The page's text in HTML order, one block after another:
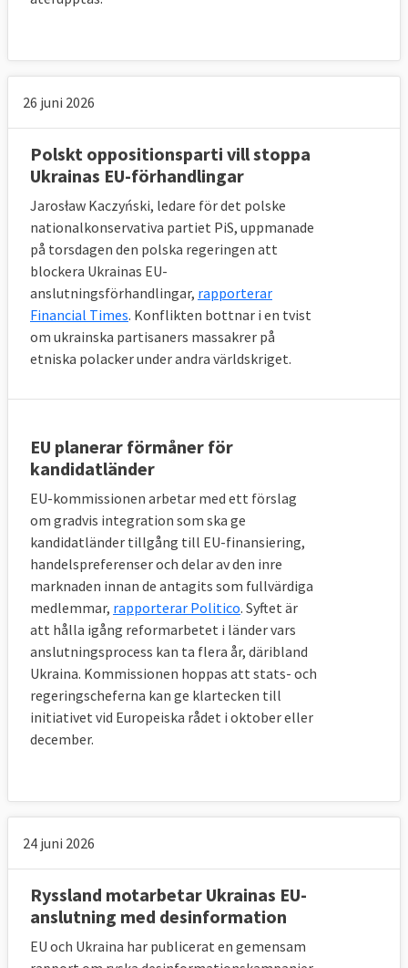
Pressfrihet och korruption
Graden av pressfrihet och uppfattad
korruption visar en liknande bild men med
och de nuvarande medlemsländerna.
Pressfriheten i Moldavien är högre än i hela
Nordmakedonien ligger före 10 EU-länder.
26 juni 2026
Polskt oppositionsparti vill stoppa
Ukrainas EU-förhandlingar
Jarosław Kaczyński, ledare för det polske
nationalkonservativa partiet PiS, uppmanade
på torsdagen den polska regeringen att
blockera Ukrainas EU-
anslutningsförhandlingar, rapporterar
Financial Times. Konflikten bottnar i en tvist
om ukrainska partisaners massakrer på
etniska polacker under andra världskriget.
EU planerar förmåner för
kandidatländer
EU-kommissionen arbetar med ett förslag
om gradvis integration som ska ge
kandidatländer tillgång till EU-finansiering,
handelspreferenser och delar av den inre
marknaden innan de antagits som fullvärdiga
medlemmar, rapporterar Politico. Syftet är
att hålla igång reformarbetet i länder vars
anslutningsprocess kan ta flera år, däribland
Ukraina. Kommissionen hoppas att stats- och
regeringscheferna kan ge klartecken till
initiativet vid Europeiska rådet i oktober eller
december.
24 juni 2026
Ryssland motarbetar Ukrainas EU-
anslutning med desinformation
EU och Ukraina har publicerat en gemensam